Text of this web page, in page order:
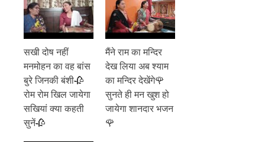
सखी दोष नहीं
मनमोहन का वह बांस
बुरे जिनकी बंशी🥀
रोम रोम खिल जायेगा
सखियां क्या कहती
सुनें🥀
मैंने राम का मन्दिर
देख लिया अब श्याम
का मन्दिर देखेंगे🌹
सुनते ही मन खुश हो
जायेगा शानदार भजन
🌹